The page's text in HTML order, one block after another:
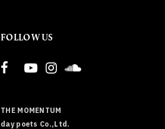
FOLLOW US
THE MOMENTUM
day poets Co.,Ltd.